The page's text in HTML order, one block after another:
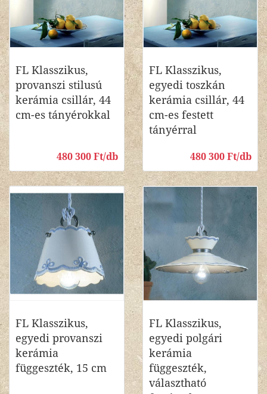
FL Klasszikus,
provanszi stilusú
kerámia csillár, 44
cm-es tányérokkal
480 300 Ft/db
FL Klasszikus,
egyedi toszkán
kerámia csillár, 44
cm-es festett
tányérral
480 300 Ft/db
FL Klasszikus,
egyedi provanszi
kerámia
függeszték, 15 cm
FL Klasszikus,
egyedi polgári
kerámia
függeszték,
választható